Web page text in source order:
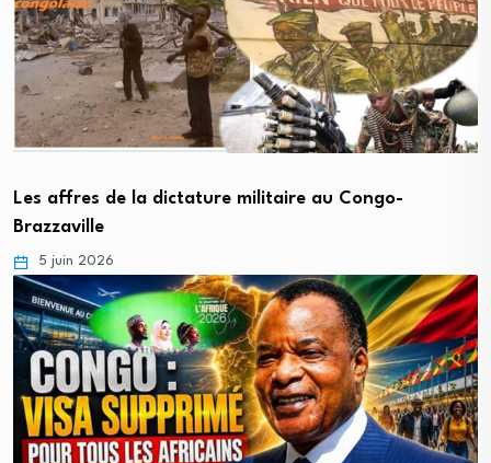
Les affres de la dictature militaire au Congo-
Brazzaville
5 juin 2026